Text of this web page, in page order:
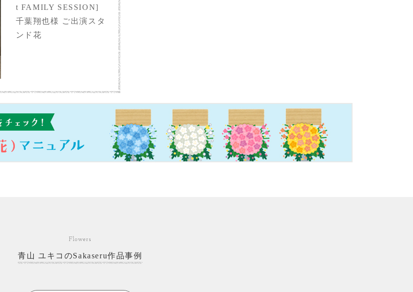
t FAMILY SESSION]
千葉翔也様 ご出演スタ
ンド花
Flowers
青山 ユキコのSakaseru作品事例